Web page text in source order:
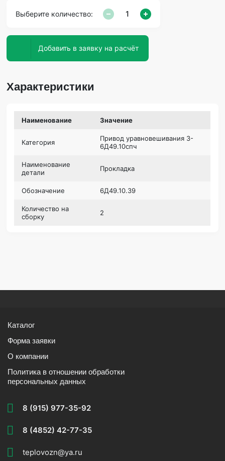
Выберите количество:
Добавить в заявку на расчёт
Характеристики
Наименование Значение
Категория
Привод уравновешивания 3-
6Д49.10спч
Наименование
детали
Прокладка
Обозначение 6Д49.10.39
Количество на
сборку
2
Каталог
Форма заявки
О компании
Политика в отношении обработки
персональных данных
8 (915) 977-35-92
8 (4852) 42-77-35
teplovozn@ya.ru